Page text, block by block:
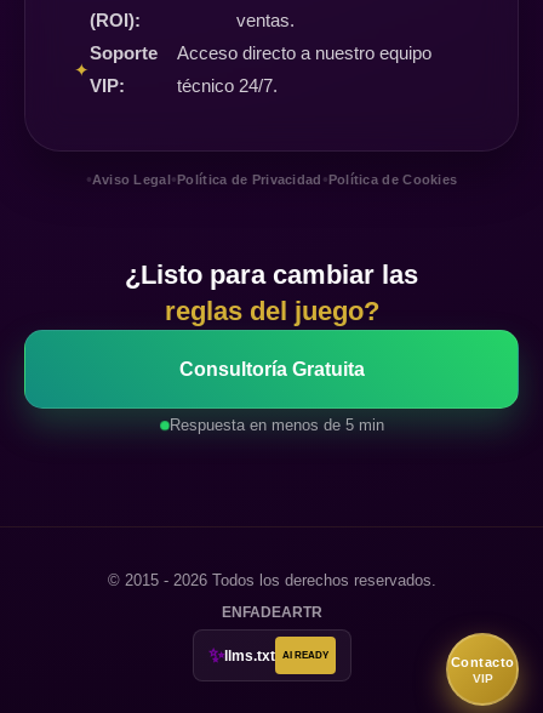
Contacto
VIP
(ROI):
ventas.
✦
Soporte
VIP:
Acceso directo a nuestro equipo
técnico 24/7.
•Aviso Legal • Política de Privacidad • Política de Cookies
¿Listo para cambiar las
reglas del juego?
Consultoría Gratuita
Respuesta en menos de 5 min
© 2015 - 2026 Todos los derechos reservados.
EN FADEARTR
✨llms.txt AI READY